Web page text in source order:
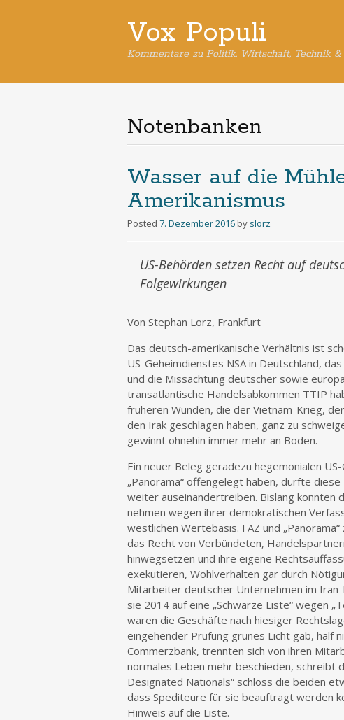
Vox Populi
Kommentare zu Politik, Wirtschaft, Technik &
Notenbanken
Wasser auf die
Amerikanismus
Posted 7. Dezember 2016 by slorz
US-Behörden setzen Recht auf
Folgewirkungen
Von Stephan Lorz, Frankfurt
Das deutsch-amerikanische Verhältnis ist
US-Geheimdienstes NSA in Deutschland,
und die Missachtung deutscher sowie
transatlantische Handelsabkommen TTIP
früheren Wunden, die der Vietnam-Krieg,
den Irak geschlagen haben, ganz zu
gewinnt ohnehin immer mehr an Boden.
Ein neuer Beleg geradezu hegemonialen
„Panorama“ offengelegt haben, dürfte
weiter auseinandertreiben. Bislang konnten
nehmen wegen ihrer demokratischen
westlichen Wertebasis. FAZ und
das Recht von Verbündeten,
hinwegsetzen und ihre eigene
exekutieren, Wohlverhalten gar durch
Mitarbeiter deutscher Unternehmen im
sie 2014 auf eine „Schwarze Liste“ wegen
waren die Geschäfte nach hiesiger
eingehender Prüfung grünes Licht gab, half
Commerzbank, trennten sich von ihren
normales Leben mehr beschieden, schreibt
Designated Nationals“ schloss die beiden
dass Spediteure für sie beauftragt werden
Hinweis auf die Liste.